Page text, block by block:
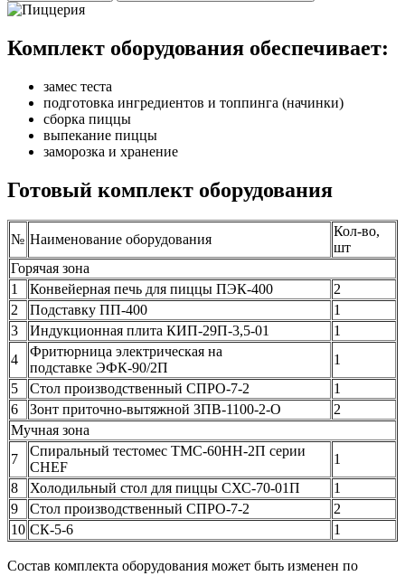
Комплект оборудования обеспечивает:
замес теста
подготовка ингредиентов и топпинга (начинки)
сборка пиццы
выпекание пиццы
заморозка и хранение
Готовый комплект оборудования
№ Наименование оборудования
Кол-во,
шт
Горячая зона
1
Конвейерная печь для пиццы ПЭК-400
2
2
Подставку ПП-400
1
3
Индукционная плита КИП-29П-3,5-01
1
4
Фритюрница электрическая на
подставке ЭФК-90/2П
1
5
Стол производственный СПРО-7-2
1
6
Зонт приточно-вытяжной ЗПВ-1100-2-О
2
Мучная зона
7
Спиральный тестомес ТМС-60НН-2П серии
CHEF
1
8
Холодильный стол для пиццы СХС-70-01П
1
9
Стол производственный СПРО-7-2
2
10 СК-5-6 1
Состав комплекта оборудования может быть изменен по